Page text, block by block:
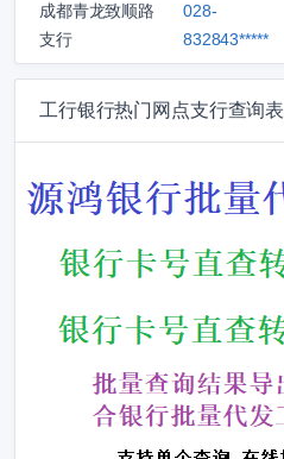
成都青龙致顺路
支行
028-
832843*****
工行银行热门网点支行查询表